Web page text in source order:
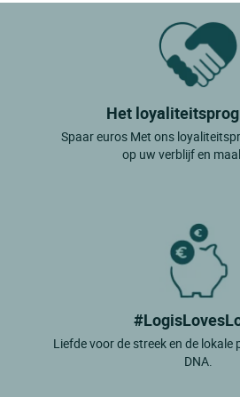
Het
Spaar euros Met ons
op uw verblijf en
Liefde voor de streek en de
DNA.